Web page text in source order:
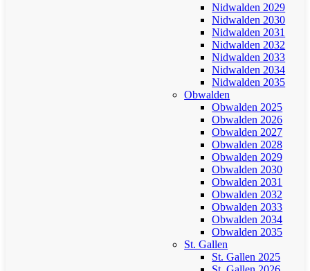
Nidwalden 2029
Nidwalden 2030
Nidwalden 2031
Nidwalden 2032
Nidwalden 2033
Nidwalden 2034
Nidwalden 2035
Obwalden
Obwalden 2025
Obwalden 2026
Obwalden 2027
Obwalden 2028
Obwalden 2029
Obwalden 2030
Obwalden 2031
Obwalden 2032
Obwalden 2033
Obwalden 2034
Obwalden 2035
St. Gallen
St. Gallen 2025